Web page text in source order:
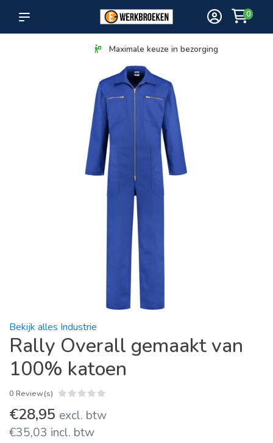
0
Maximale keuze in bezorging
Bekijk alles Industrie
Rally Overall gemaakt van
100% katoen
0 Review(s)
€28,95 excl. btw
€35,03 incl. btw